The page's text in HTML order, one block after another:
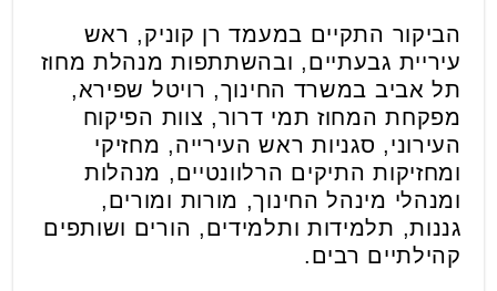
הביקור התקיים במעמד רן קוניק, ראש
עיריית גבעתיים, ובהשתתפות מנהלת מחוז
תל אביב במשרד החינוך, רויטל שפירא,
מפקחת המחוז תמי דרור, צוות הפיקוח
העירוני, סגניות ראש העירייה, מחזיקי
ומחזיקות התיקים הרלוונטיים, מנהלות
ומנהלי מינהל החינוך, מורות ומורים,
גננות, תלמידות ותלמידים, הורים ושותפים
קהילתיים רבים.